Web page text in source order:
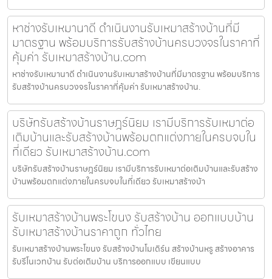
หาช่างรับเหมานาดี ดำเนินงานรับเหมาสร้างบ้านที่มี
มาตรฐาน พร้อมบริการรับสร้างบ้านครบวงจรในราคาที่
คุ้มค่า รับเหมาสร้างบ้าน.com
หาช่างรับเหมานาดี ดำเนินงานรับเหมาสร้างบ้านที่มีมาตรฐาน พร้อมบริการ
รับสร้างบ้านครบวงจรในราคาที่คุ้มค่า รับเหมาสร้างบ้าน.
บริษัทรับสร้างบ้านราษฎร์นิยม เรามีบริการรับเหมาต่อ
เติมบ้านและรับสร้างบ้านพร้อมตกแต่งภายในครบจบใน
ที่เดียว รับเหมาสร้างบ้าน.com
บริษัทรับสร้างบ้านราษฎร์นิยม เรามีบริการรับเหมาต่อเติมบ้านและรับสร้าง
บ้านพร้อมตกแต่งภายในครบจบในที่เดียว รับเหมาสร้างบ้า
รับเหมาสร้างบ้านพระโขนง รับสร้างบ้าน ออกแบบบ้าน
รับเหมาสร้างบ้านราคาถูก ทั่วไทย
รับเหมาสร้างบ้านพระโขนง รับสร้างบ้านโมเดิร์น สร้างบ้านหรู สร้างอาคาร
รับรีโนเวทบ้าน รับต่อเติมบ้าน บริการออกแบบ เขียนแบบ